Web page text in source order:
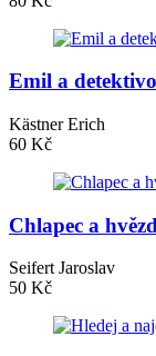
Emil a
Kästner Erich
60 Kč
Chlapec a
Seifert Jaroslav
50 Kč